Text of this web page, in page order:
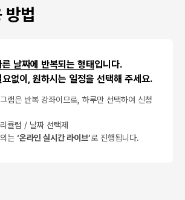
방법
날짜에 반복되는 형태입니다.
없이, 원하시는 일정을 선택해 주세요.
램은 반복 강좌이므로, 하루만 선택하여 신청
큘럼 / 날짜 선택제
는 ‘온라인 실시간 라이브’로 진행됩니다.